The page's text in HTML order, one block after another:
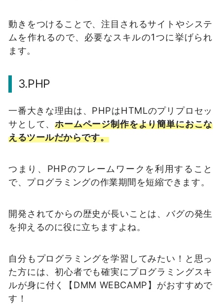
動きをつけることで、注目されるサイトやシステ
ムを作れるので、必要なスキルの1つに挙げられ
ます。
3.PHP
一番大きな理由は、PHPはHTMLのプリプロセッ
サとして、ホームページ制作をより簡単におこな
えるツールだからです。
つまり、PHPのフレームワークを利用すること
で、プログラミングの作業期間を短縮できます。
開発されてからの歴史が長いことは、バグの発生
を抑えるのに役に立ちますよね。
自分もプログラミングを学習してみたい！と思っ
た方には、初心者でも確実にプログラミングスキ
ルが身に付く【DMM WEBCAMP】がおすすめで
す！